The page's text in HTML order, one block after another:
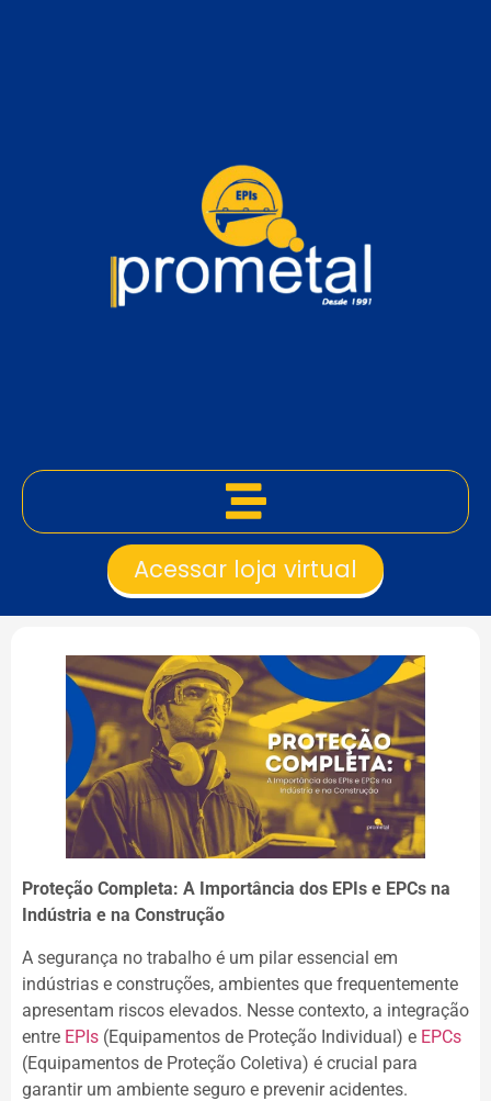
Acessar loja virtual
Proteção Completa: A Importância dos EPIs e EPCs na
Indústria e na Construção
A segurança no trabalho é um pilar essencial em
indústrias e construções, ambientes que frequentemente
apresentam riscos elevados. Nesse contexto, a integração
entre EPIs (Equipamentos de Proteção Individual) e EPCs
(Equipamentos de Proteção Coletiva) é crucial para
garantir um ambiente seguro e prevenir acidentes.